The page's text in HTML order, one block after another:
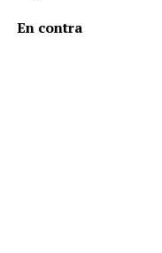
En contra